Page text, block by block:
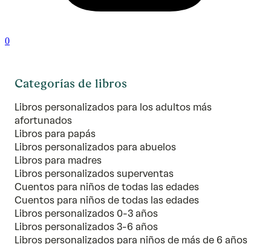
0
Categorías de libros
Libros personalizados para los adultos más
afortunados
Libros para papás
Libros personalizados para abuelos
Libros para madres
Libros personalizados superventas
Cuentos para niños de todas las edades
Cuentos para niños de todas las edades
Libros personalizados 0-3 años
Libros personalizados 3-6 años
Libros personalizados para niños de más de 6 años